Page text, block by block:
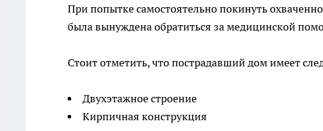
При попытке самостоятельно покинуть
была вынуждена обратиться за медицинской
Стоит отметить, что пострадавший дом имеет
Двухэтажное строение
Кирпичная конструкция